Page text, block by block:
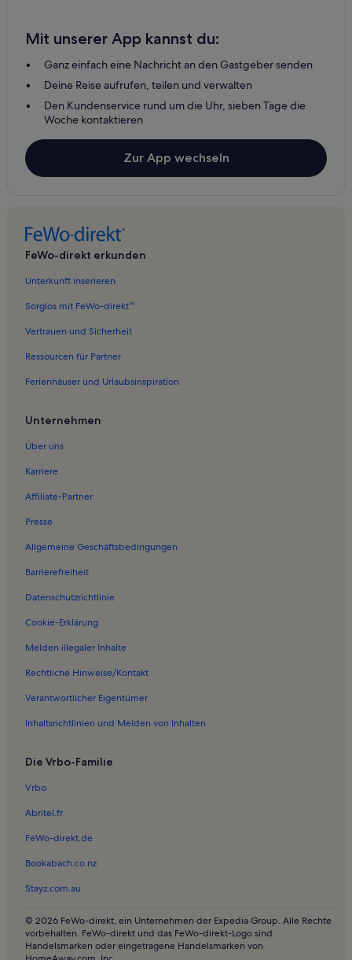
Mit unserer App kannst du:
Ganz einfach eine Nachricht an den Gastgeber senden
Deine Reise aufrufen, teilen und verwalten
Den Kundenservice rund um die Uhr, sieben Tage die
Woche kontaktieren
Zur App wechseln
FeWo-direkt erkunden
Unterkunft inserieren
Sorglos mit FeWo-direkt™
Vertrauen und Sicherheit
Ressourcen für Partner
Ferienhäuser und Urlaubsinspiration
Unternehmen
Über uns
Karriere
Affiliate-Partner
Presse
Allgemeine Geschäftsbedingungen
Barrierefreiheit
Datenschutzrichtlinie
Cookie-Erklärung
Melden illegaler Inhalte
Rechtliche Hinweise/Kontakt
Verantwortlicher Eigentümer
Inhaltsrichtlinien und Melden von Inhalten
Die Vrbo-Familie
Vrbo
Abritel.fr
FeWo-direkt.de
Bookabach.co.nz
Stayz.com.au
© 2026 FeWo-direkt, ein Unternehmen der Expedia Group. Alle Rechte
vorbehalten. FeWo-direkt und das FeWo-direkt-Logo sind
Handelsmarken oder eingetragene Handelsmarken von